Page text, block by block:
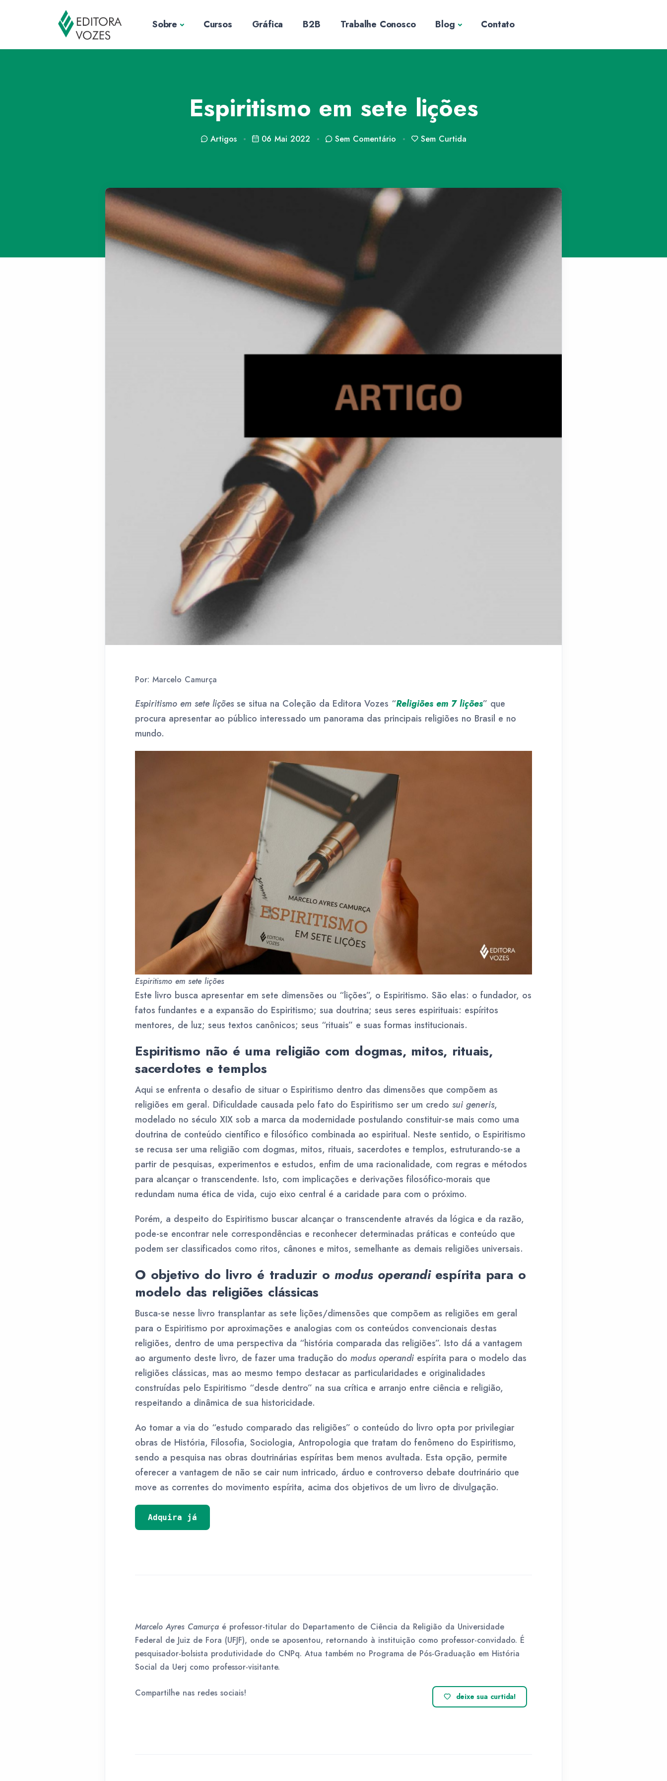
Sobre Cursos Gráfica B2B Trabalhe Conosco Blog Contato
Espiritismo em sete lições
Artigos 06 Mai 2022 Sem Comentário Sem Curtida
Por: Marcelo Camurça
Espiritismo em sete liçõesse situa na Coleção da Editora Vozes “Religiões em 7 lições” que
procura apresentar ao público interessado um panorama das principais religiões no Brasil e no
mundo.
Espiritismo em sete lições
Este livro busca apresentar em sete dimensões ou “lições”, o Espiritismo. São elas: o fundador, os
fatos fundantes e a expansão do Espiritismo; sua doutrina; seus seres espirituais: espíritos
mentores, de luz; seus textos canônicos; seus “rituais” e suas formas institucionais.
Espiritismo não é uma religião com dogmas, mitos, rituais,
sacerdotes e templos
Aqui se enfrenta o desafio de situar o Espiritismo dentro das dimensões que compõem as
religiões em geral. Dificuldade causada pelo fato do Espiritismo ser um credo sui generis,
modelado no século XIX sob a marca da modernidade postulando constituir-se mais como uma
doutrina de conteúdo científico e filosófico combinada ao espiritual. Neste sentido, o Espiritismo
se recusa ser uma religião com dogmas, mitos, rituais, sacerdotes e templos, estruturando-se a
partir de pesquisas, experimentos e estudos, enfim de uma racionalidade, com regras e métodos
para alcançar o transcendente. Isto, com implicações e derivações filosófico-morais que
redundam numa ética de vida, cujo eixo central é a caridade para com o próximo.
Porém, a despeito do Espiritismo buscar alcançar o transcendente através da lógica e da razão,
pode-se encontrar nele correspondências e reconhecer determinadas práticas e conteúdo que
podem ser classificados como ritos, cânones e mitos, semelhante as demais religiões universais.
O objetivo do livro é traduzir omodus operandiespírita para o
modelo das religiões clássicas
Busca-se nesse livro transplantar as sete lições/dimensões que compõem as religiões em geral
para o Espiritismo por aproximações e analogias com os conteúdos convencionais destas
religiões, dentro de uma perspectiva da “história comparada das religiões”. Isto dá a vantagem
ao argumento deste livro, de fazer uma tradução do modus operandi espírita para o modelo das
religiões clássicas, mas ao mesmo tempo destacar as particularidades e originalidades
construídas pelo Espiritismo “desde dentro” na sua crítica e arranjo entre ciência e religião,
respeitando a dinâmica de sua historicidade.
Ao tomar a via do “estudo comparado das religiões” o conteúdo do livro opta por privilegiar
obras de História, Filosofia, Sociologia, Antropologia que tratam do fenômeno do Espiritismo,
sendo a pesquisa nas obras doutrinárias espíritas bem menos avultada. Esta opção, permite
oferecer a vantagem de não se cair num intricado, árduo e controverso debate doutrinário que
move as correntes do movimento espírita, acima dos objetivos de um livro de divulgação.
Adquira já
Marcelo Ayres Camurça é professor-titular do Departamento de Ciência da Religião da Universidade
Federal de Juiz de Fora (UFJF), onde se aposentou, retornando à instituição como professor-convidado. É
pesquisador-bolsista produtividade do CNPq. Atua também no Programa de Pós-Graduação em História
Social da Uerj como professor-visitante.
Compartilhe nas redes sociais! deixe sua curtida!